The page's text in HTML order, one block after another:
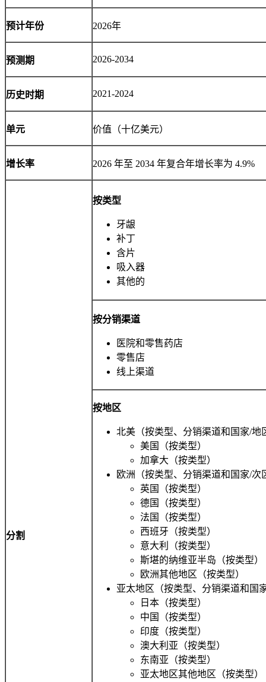
预计年份 2026年
预测期 2026-2034
历史时期 2021-2024
单元 价值（十亿美元）
增长率 2026 年至 2034 年复合年增长率为 4.9%
分割
按类型
牙龈
补丁
含片
吸入器
其他的
按分销渠道
医院和零售药店
零售店
线上渠道
按地区
北美（按类型、分销渠道和国家/地
美国（按类型）
加拿大（按类型）
欧洲（按类型、分销渠道和国家/次
英国（按类型）
德国（按类型）
法国（按类型）
西班牙（按类型）
意大利（按类型）
斯堪的纳维亚半岛（按类型）
欧洲其他地区（按类型）
亚太地区（按类型、分销渠道和国
日本（按类型）
中国（按类型）
印度（按类型）
澳大利亚（按类型）
东南亚（按类型）
亚太地区其他地区（按类型）